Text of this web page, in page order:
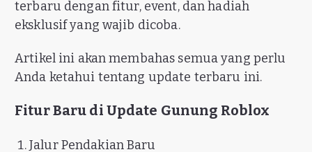
terbaru dengan fitur, event, dan hadiah
eksklusif yang wajib dicoba.
Artikel ini akan membahas semua yang perlu
Anda ketahui tentang update terbaru ini.
Fitur Baru di Update Gunung Roblox
Jalur Pendakian Baru